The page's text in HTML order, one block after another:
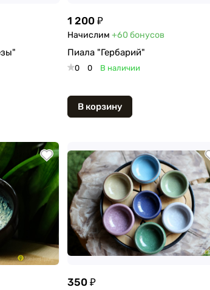
1 200 ₽
Начислим +60 бонусов
Пиала "Гербарий"
0 0 В наличии
В корзину
350 ₽